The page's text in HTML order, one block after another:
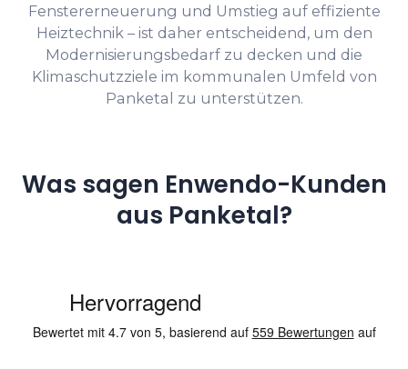
Fenstererneuerung und Umstieg auf effiziente
Heiztechnik – ist daher entscheidend, um den
Modernisierungsbedarf zu decken und die
Klimaschutzziele im kommunalen Umfeld von
Panketal zu unterstützen.
Was sagen Enwendo-Kunden
aus Panketal?